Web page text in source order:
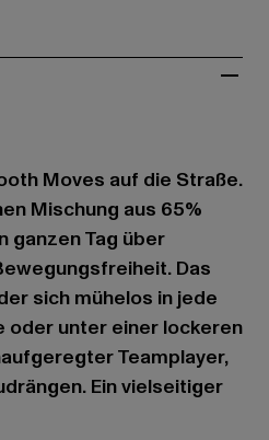
Moves auf die Straße.
Mischung aus 65%
ganzen Tag über
Das
sich mühelos in jede
oder unter einer lockeren
Teamplayer,
Ein vielseitiger